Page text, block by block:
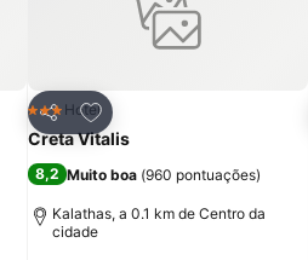
Partilhar
Adicionar aos favoritos
3 Estrelas
Hotel
Creta Vitalis
8,2 Muito boa (960 pontuações)
Kalathas, a 0.1 km de Centro da
cidade